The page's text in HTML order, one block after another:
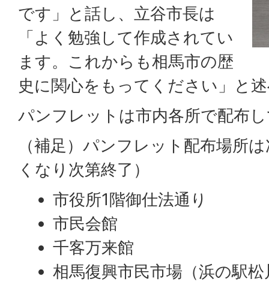
です」と話し、立谷市長は
「よく勉強して作成されてい
ます。これからも相馬市の歴
史に関心をもってください」と
パンフレットは市内各所で配布
（補足）パンフレット配布場所
くなり次第終了）
市役所1階御仕法通り
市民会館
千客万来館
相馬復興市民市場（浜の駅松